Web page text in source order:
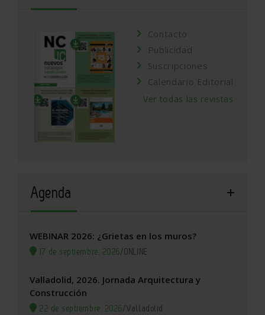
Contacto
Publicidad
Suscripciones
Calendario Editorial
Ver todas las revistas
Agenda
WEBINAR 2026: ¿Grietas en los muros?
17 de septiembre, 2026/ONLINE
Valladolid, 2026. Jornada Arquitectura y
Construcción
22 de septiembre, 2026/Valladolid